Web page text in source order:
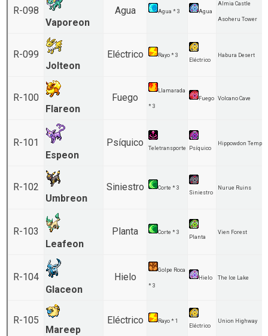
R-098
Vaporeon
Agua Agua * 3 Agua
Almia Castle
Asoheru Tower
R-099
Jolteon
Eléctrico
Rayo * 3
Eléctrico
Habura Desert
R-100
Flareon
Fuego
Llamarada
* 3
Fuego Volcano Cave
R-101
Espeon
Psíquico Teletransporte Psíquico
Hippowdon Temple
R-102
Umbreon
Siniestro
Corte * 3
Siniestro
Nurue Ruins
R-103
Leafeon
Planta
Corte * 3
Planta
Vien Forest
R-104
Glaceon
Hielo
Golpe Roca
* 3
Hielo The Ice Lake
R-105
Mareep
Eléctrico
Rayo * 1
Eléctrico
Union Highway